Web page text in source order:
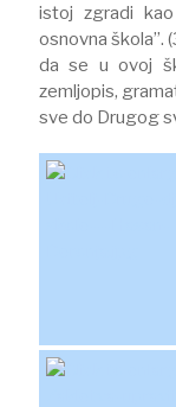
istoj zgradi kao
osnovna škola”.
da se u ovoj
zemljopis,
sve do Drugog